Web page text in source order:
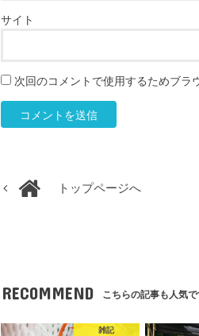
サイト
次回のコメントで使用するためブラ
トップページへ
RECOMMEND こちらの記事も人気で
雑記